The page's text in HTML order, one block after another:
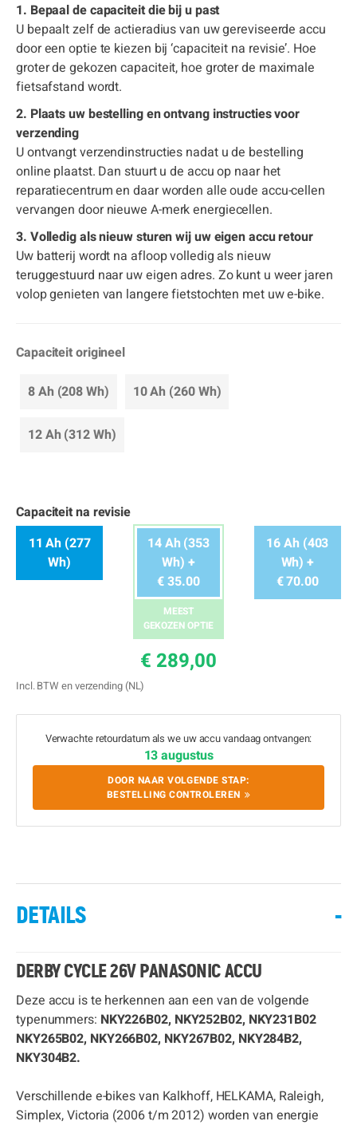
1. Bepaal de capaciteit die bij u past
U bepaalt zelf de actieradius van uw gereviseerde accu
door een optie te kiezen bij ‘capaciteit na revisie’. Hoe
groter de gekozen capaciteit, hoe groter de maximale
fietsafstand wordt.
2. Plaats uw bestelling en ontvang instructies voor
verzending
U ontvangt verzendinstructies nadat u de bestelling
online plaatst. Dan stuurt u de accu op naar het
reparatiecentrum en daar worden alle oude accu-cellen
vervangen door nieuwe A-merk energiecellen.
3. Volledig als nieuw sturen wij uw eigen accu retour
Uw batterij wordt na afloop volledig als nieuw
teruggestuurd naar uw eigen adres. Zo kunt u weer jaren
volop genieten van langere fietstochten met uw e-bike.
Capaciteit origineel
8 Ah (208 Wh) 10 Ah (260 Wh)
12 Ah (312 Wh)
Capaciteit na revisie
11 Ah (277
Wh)
14 Ah (353
Wh) +
€ 35.00
MEEST
GEKOZEN OPTIE
16 Ah (403
Wh) +
€ 70.00
€ 289,00
Incl. BTW en verzending (NL)
Verwachte retourdatum als we uw accu vandaag ontvangen:
13 augustus
DOOR NAAR VOLGENDE STAP:
BESTELLING CONTROLEREN
DETAILS -
DERBY CYCLE 26V PANASONIC ACCU
Deze accu is te herkennen aan een van de volgende
typenummers: NKY226B02, NKY252B02, NKY231B02
NKY265B02, NKY266B02, NKY267B02, NKY284B2,
NKY304B2.
Verschillende e-bikes van Kalkhoff, HELKAMA, Raleigh,
Simplex, Victoria (2006 t/m 2012) worden van energie